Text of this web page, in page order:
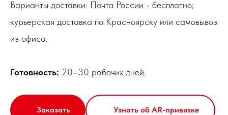
Варианты доставки: Почта России - бесплатно;
курьерская доставка по Красноярску или самовывоз
из офиса.
Готовность: 20–30 рабочих дней.
Заказать Узнать об AR-привязке